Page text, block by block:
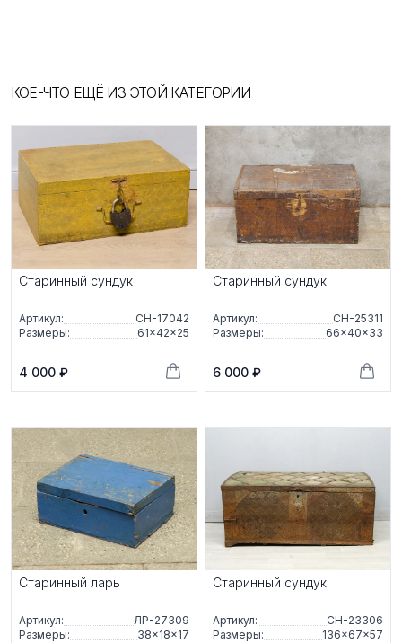
КОЕ-ЧТО ЕЩЁ ИЗ ЭТОЙ КАТЕГОРИИ
Старинный сундук
Артикул:
СН-17042
Размеры:
61×42×25
4 000 ₽
Старинный сундук
Артикул:
СН-25311
Размеры:
66×40×33
6 000 ₽
Старинный ларь
Артикул:
ЛР-27309
Размеры:
38×18×17
Старинный сундук
Артикул:
СН-23306
Размеры:
136×67×57